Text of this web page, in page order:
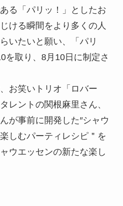
る「パリッ！」としたお
ける瞬間をより多くの人
いたいと願い、「パリ
を取り、8月10日に制定さ
お笑いトリオ「ロバー
レントの関根麻里さん、
が事前に開発した″シャウ
しむパーティレシピ＂を
ウエッセンの新たな楽し